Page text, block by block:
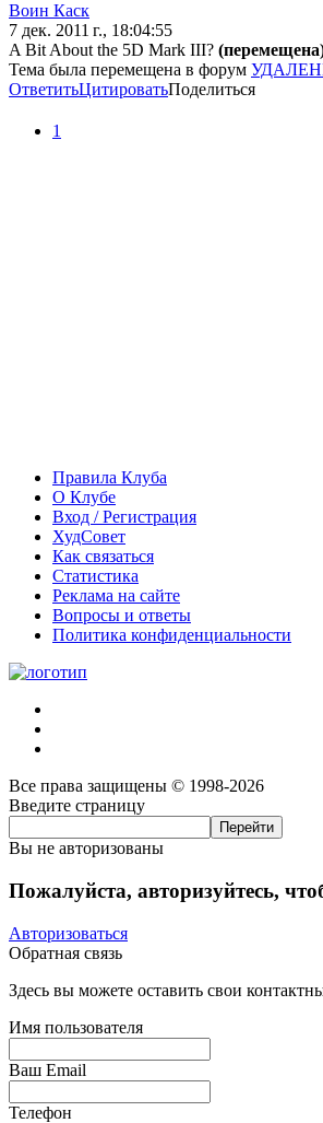
Воин Каск
7 дек. 2011 г., 18:04:55
A Bit About the 5D Mark III?
Тема была перемещена в форум
ОтветитьЦитироватьПоделиться
1
Правила Клуба
О Клубе
Вход / Регистрация
ХудСовет
Как связаться
Статистика
Реклама на сайте
Вопросы и ответы
Политика конфиденциальности
Все права защищены © 1998-2026
Введите страницу
Вы не авторизованы
Пожалуйста, авторизуйтесь,
Авторизоваться
Обратная связь
Здесь вы можете оставить свои
Имя пользователя
Ваш Email
Телефон